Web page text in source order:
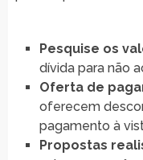
Pesquise os
dívida para não
Oferta de
oferecem
pagamento à
Propostas